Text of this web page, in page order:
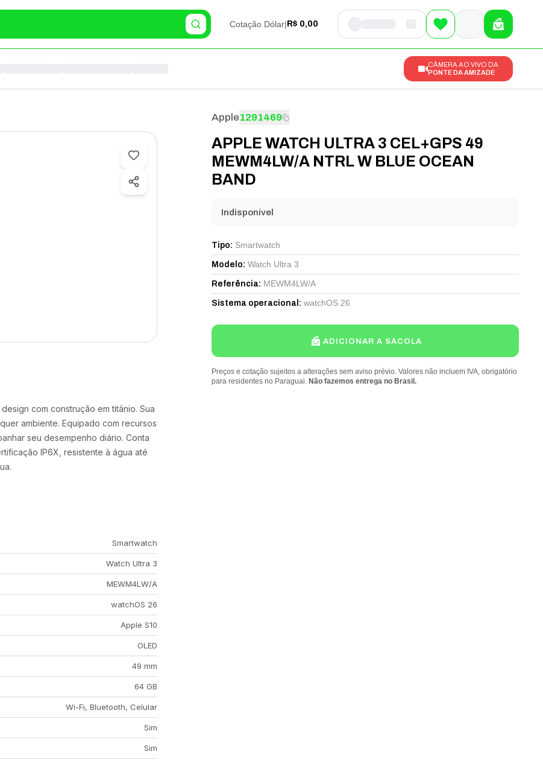
Cotação Dólar| R$ 0,00
CÂMERA AO VIVO DA
PONTE DA AMIZADE
com construção em titânio. Sua
ambiente. Equipado com recursos
seu desempenho diário. Conta
IP6X, resistente à água até
Smartwatch
Watch Ultra 3
MEWM4LW/A
watchOS 26
Apple S10
OLED
49 mm
64 GB
Wi-Fi, Bluetooth, Celular
Sim
Sim
Apple1291469
APPLE WATCH ULTRA 3 CEL+GPS 49
MEWM4LW/A NTRL W BLUE OCEAN
BAND
Indisponível
Tipo: Smartwatch
Modelo: Watch Ultra 3
Referência: MEWM4LW/A
Sistema operacional : watchOS 26
ADICIONAR A SACOLA
Preços e cotação sujeitos a alterações sem aviso prévio. Valores não incluem IVA, obrigatório
para residentes no Paraguai. Não fazemos entrega no Brasil.